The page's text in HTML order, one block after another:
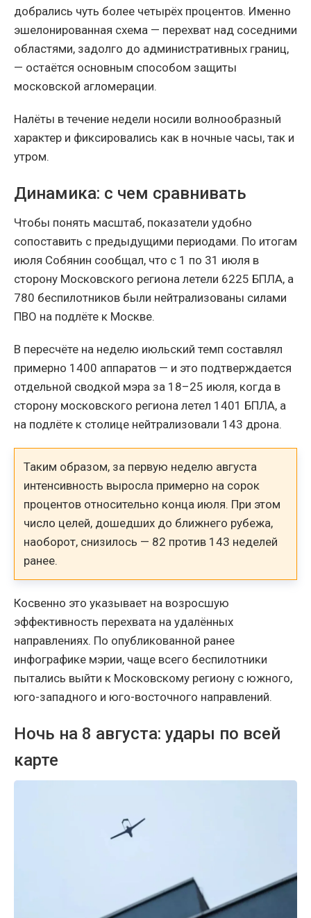
добрались чуть более четырёх процентов. Именно
эшелонированная схема — перехват над соседними
областями, задолго до административных границ,
— остаётся основным способом защиты
московской агломерации.
Налёты в течение недели носили волнообразный
характер и фиксировались как в ночные часы, так и
утром.
Динамика: с чем сравнивать
Чтобы понять масштаб, показатели удобно
сопоставить с предыдущими периодами. По итогам
июля Собянин сообщал, что с 1 по 31 июля в
сторону Московского региона летели 6225 БПЛА, а
780 беспилотников были нейтрализованы силами
ПВО на подлёте к Москве.
В пересчёте на неделю июльский темп составлял
примерно 1400 аппаратов — и это подтверждается
отдельной сводкой мэра за 18–25 июля, когда в
сторону московского региона летел 1401 БПЛА, а
на подлёте к столице нейтрализовали 143 дрона.
Таким образом, за первую неделю августа
интенсивность выросла примерно на сорок
процентов относительно конца июля. При этом
число целей, дошедших до ближнего рубежа,
наоборот, снизилось — 82 против 143 неделей
ранее.
Косвенно это указывает на возросшую
эффективность перехвата на удалённых
направлениях. По опубликованной ранее
инфографике мэрии, чаще всего беспилотники
пытались выйти к Московскому региону с южного,
юго-западного и юго-восточного направлений.
Ночь на 8 августа: удары по всей
карте